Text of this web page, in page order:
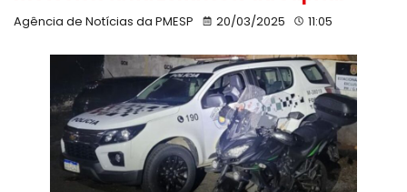
Agência de Notícias da PMESP 20/03/2025 11:05